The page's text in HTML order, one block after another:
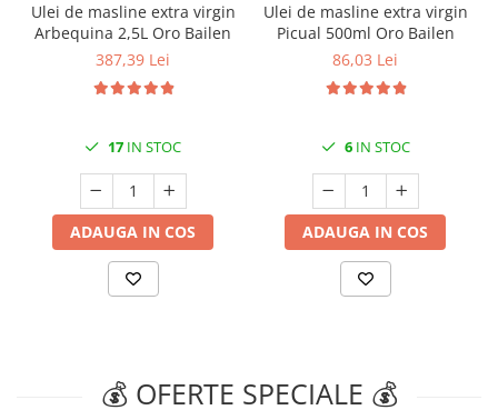
Ulei de masline extra virgin
Arbequina 2,5L Oro Bailen
387,39 Lei
17 IN STOC
ADAUGA IN COS
Ulei de masline extra virgin
Picual 500ml Oro Bailen
86,03 Lei
6IN STOC
ADAUGA IN COS
💰 OFERTE SPECIALE 💰